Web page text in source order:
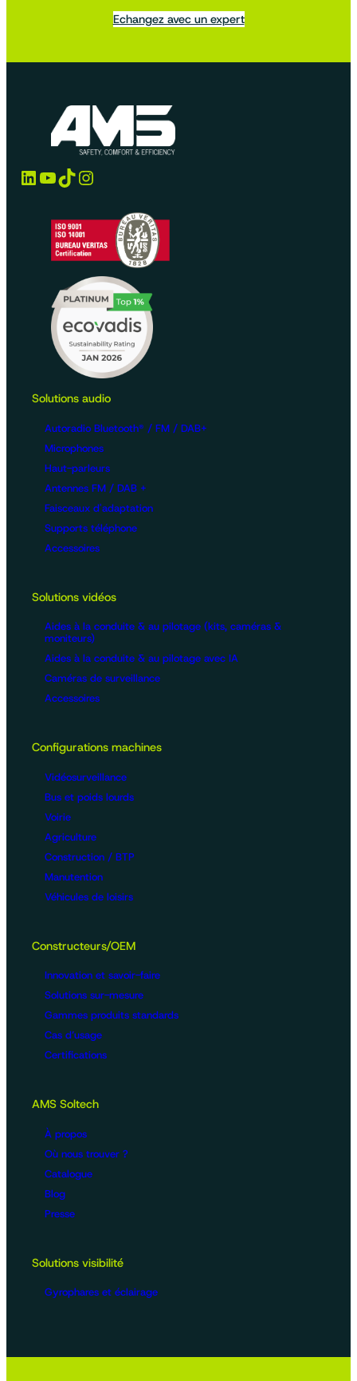
Echangez avec un expert
LinkedIn YouTube TikTok Instagram
Solutions audio
Autoradio Bluetooth® / FM / DAB+
Microphones
Haut-parleurs
Antennes FM / DAB +
Faisceaux d'adaptation
Supports téléphone
Accessoires
Solutions vidéos
Aides à la conduite & au pilotage (kits, caméras &
moniteurs)
Aides à la conduite & au pilotage avec IA
Caméras de surveillance
Accessoires
Configurations machines
Vidéosurveillance
Bus et poids lourds
Voirie
Agriculture
Construction / BTP
Manutention
Véhicules de loisirs
Constructeurs/OEM
Innovation et savoir-faire
Solutions sur-mesure
Gammes produits standards
Cas d’usage
Certifications
AMS Soltech
À propos
Où nous trouver ?
Catalogue
Blog
Presse
Solutions visibilité
Gyrophares et éclairage